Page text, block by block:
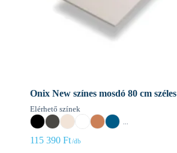
Onix New színes mosdó 80 cm széles
Elérhető színek
115 390 Ft